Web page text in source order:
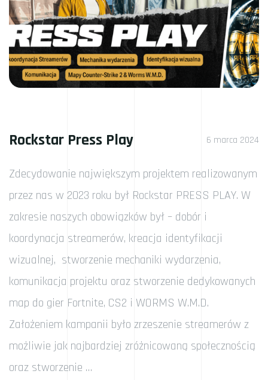
Rockstar Press Play 6 marca 2024
Zdecydowanie największym projektem realizowanym
przez nas w 2023 roku był Rockstar PRESS PLAY. W
zakresie naszych obowiązków był – dobór i
koordynacja streamerów, kreacja identyfikacji
wizualnej, stworzenie mechaniki wydarzenia,
komunikacja projektu oraz stworzenie dedykowanych
map do gier Fortnite, CS2 i WORMS W.M.D.
Założeniem kampanii było zrzeszenie streamerów z
możliwie jak najbardziej zróżnicowaną społecznością
oraz stworzenie …